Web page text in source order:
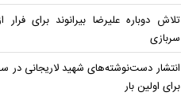
تلاش دوباره علیرضا بیرانوند برای
سربازی
انتشار دست‌نوشته‌های شهید لاریجانی در
برای اولین بار